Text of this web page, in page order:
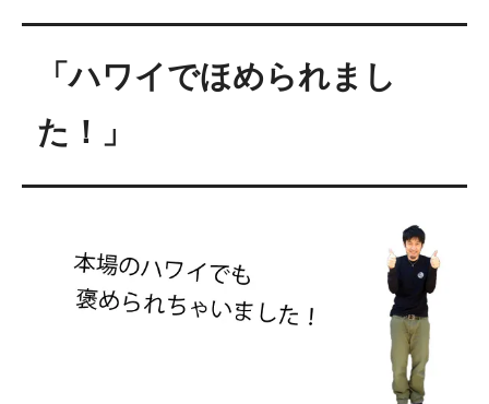
「ハワイでほめられまし
た！」